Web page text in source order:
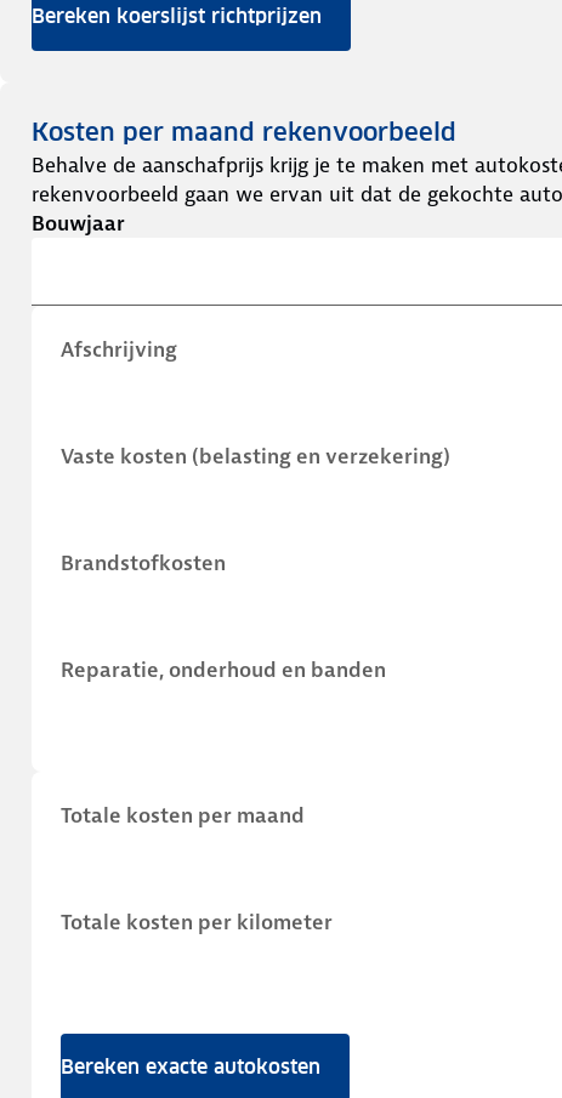
Bereken koerslijst richtprijzen
Kosten per maand rekenvoorbeeld
Behalve de aanschafprijs krijg je te maken met
rekenvoorbeeld gaan we ervan uit dat de gekochte
Bouwjaar
Afschrijving
Vaste kosten (belasting en verzekering)
Brandstofkosten
Reparatie, onderhoud en banden
Totale kosten per maand
Totale kosten per kilometer
Bereken exacte autokosten